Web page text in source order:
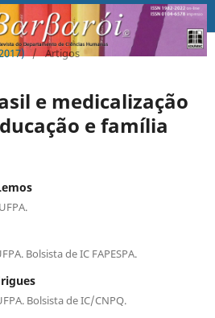
/ Artigos
e medicalização
e família
Bolsista de IC FAPESPA.
Bolsista de IC/CNPQ.